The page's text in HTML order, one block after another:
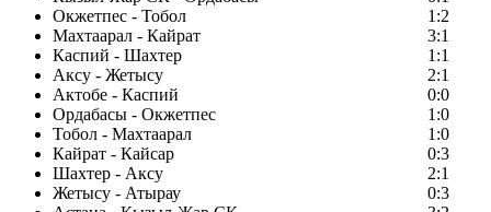
Окжетпес - Тобол
1:2
Махтаарал - Кайрат
3:1
Каспий - Шахтер
1:1
Аксу - Жетысу
2:1
Актобе - Каспий
0:0
Ордабасы - Окжетпес
1:0
Тобол - Махтаарал
1:0
Кайрат - Кайсар
0:3
Шахтер - Аксу
2:1
Жетысу - Атырау
0:3